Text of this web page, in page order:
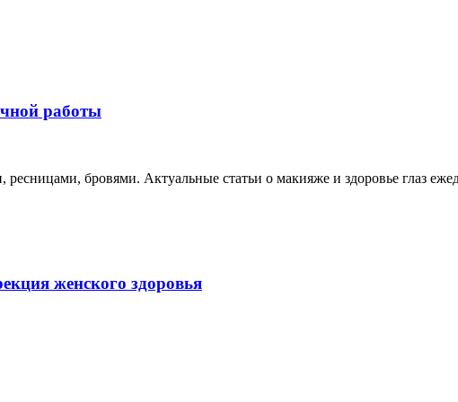
работы
ресницами, бровями. Актуальные статьи о макияже и здоровье глаз
женского здоровья